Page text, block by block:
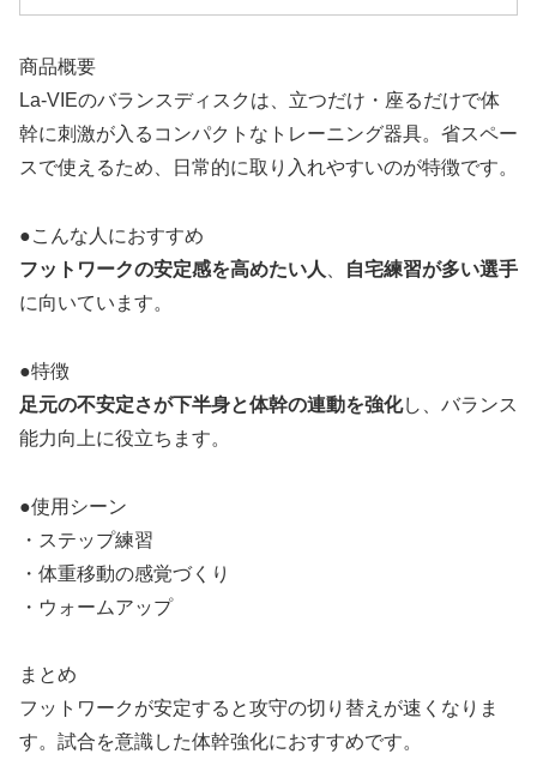
商品概要
La-VIEのバランスディスクは、立つだけ・座るだけで体
幹に刺激が入るコンパクトなトレーニング器具。省スペー
スで使えるため、日常的に取り入れやすいのが特徴です。
●こんな人におすすめ
フットワークの安定感を高めたい人
自宅練習が多い選手
に向いています。
●特徴
足元の不安定さが下半身と体幹の連動を強化し、バランス
能力向上に役立ちます。
●使用シーン
・ステップ練習
・体重移動の感覚づくり
・ウォームアップ
まとめ
フットワークが安定すると攻守の切り替えが速くなりま
す。試合を意識した体幹強化におすすめです。